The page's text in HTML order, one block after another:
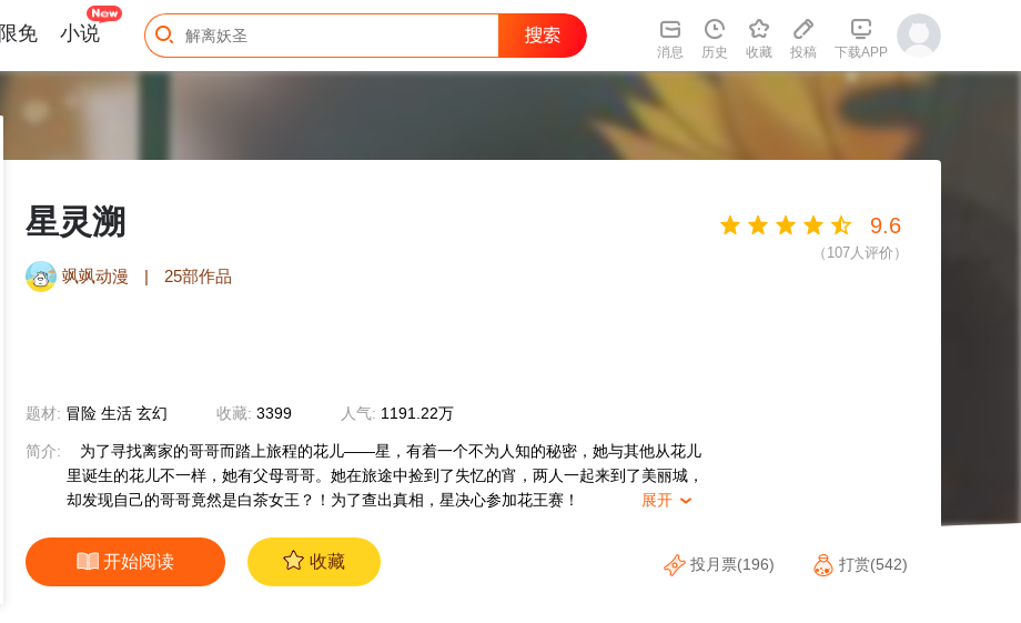
星灵溯
飒飒动漫 | 25部作品
题材: 冒险 生活 玄幻 收藏: 3399 人气: 1191.22万
简介:
为了寻找离家的哥哥而踏上旅程的花儿——星，有着一个不为人知的秘密，她与其他从花儿
里诞生的花儿不一样，她有父母哥哥。她在旅途中捡到了失忆的宵，两人一起来到了美丽城，
却发现自己的哥哥竟然是白茶女王？！为了查出真相，星决心参加花王赛！
展开 
开始阅读 收藏
9.6
（ 107人评价）
投月票(196) 打赏(542)
限免 小说
消息 历史 收藏 投稿 下载APP